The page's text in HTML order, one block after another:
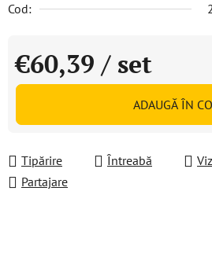
Cod:
€60,39 / set
Evaluare preţ:
ADAUGĂ ÎN
Tipărire Întreabă
Partajare